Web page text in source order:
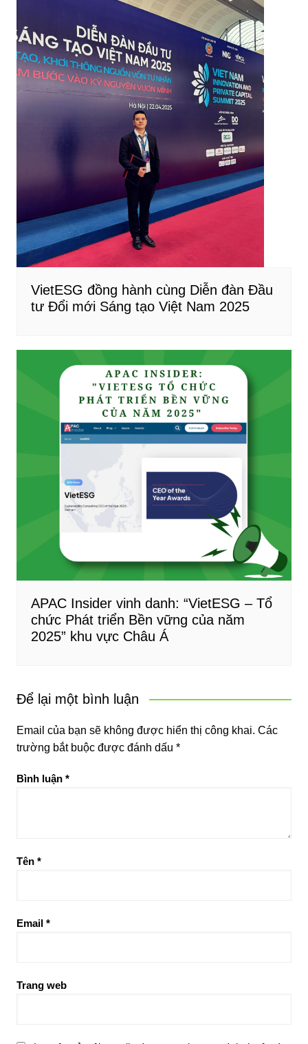
VietESG đồng hành cùng Diễn đàn Đầu
tư Đổi mới Sáng tạo Việt Nam 2025
APAC Insider vinh danh: “VietESG – Tổ
chức Phát triển Bền vững của năm
2025” khu vực Châu Á
Để lại một bình luận
Email của bạn sẽ không được hiển thị công khai. Các
trường bắt buộc được đánh dấu *
Bình luận *
Tên *
Email *
Trang web